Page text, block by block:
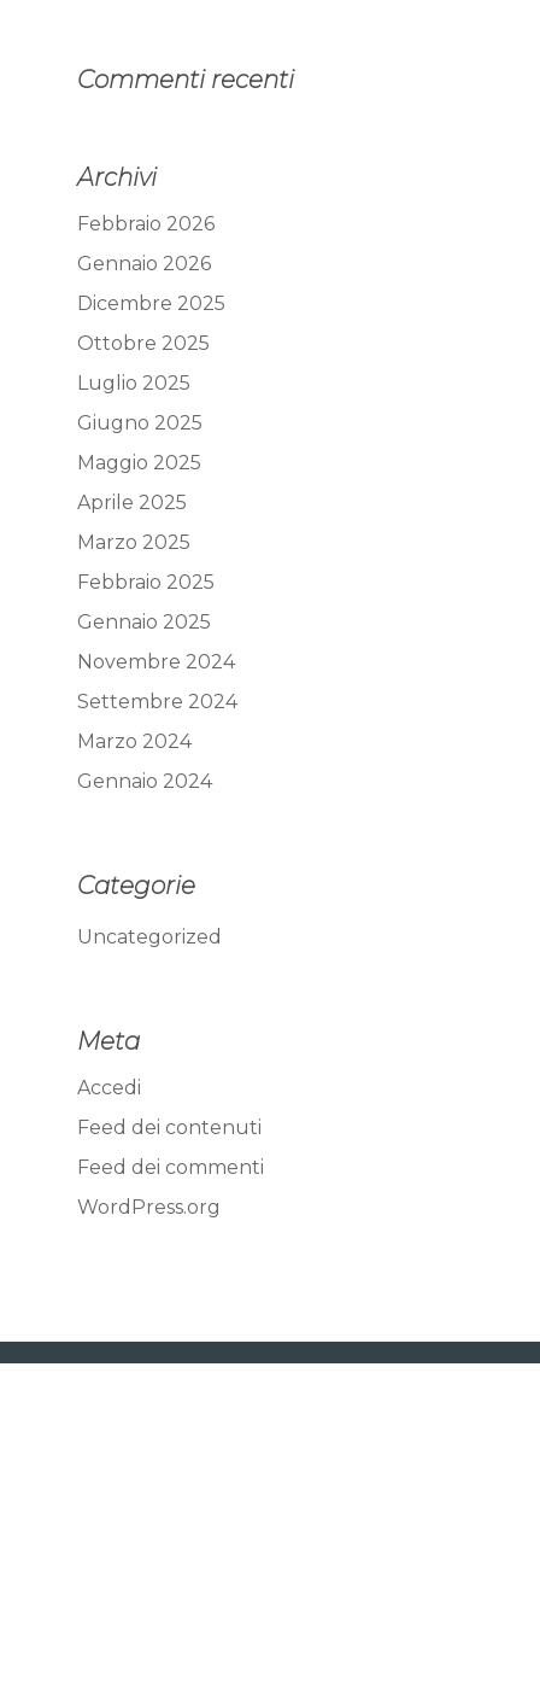
Commenti recenti
Archivi
Febbraio 2026
Gennaio 2026
Dicembre 2025
Ottobre 2025
Luglio 2025
Giugno 2025
Maggio 2025
Aprile 2025
Marzo 2025
Febbraio 2025
Gennaio 2025
Novembre 2024
Settembre 2024
Marzo 2024
Gennaio 2024
Categorie
Uncategorized
Meta
Accedi
Feed dei contenuti
Feed dei commenti
WordPress.org